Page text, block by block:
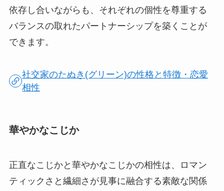
依存し合いながらも、それぞれの個性を尊重する
バランスの取れたパートナーシップを築くことが
できます。
社交家のたぬき(グリーン)の性格と特徴・恋愛
相性
華やかなこじか
正直なこじかと華やかなこじかの相性は、ロマン
ティックさと繊細さが見事に融合する素敵な関係